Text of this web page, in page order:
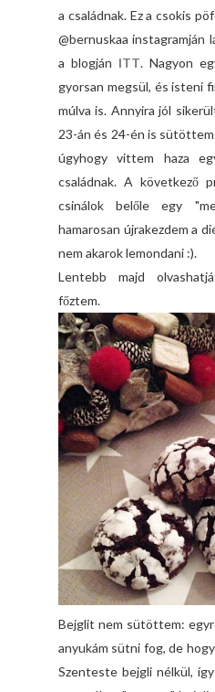
a családnak. Ez a csokis
@bernuskaa
a blogján ITT. Nagyon
gyorsan megsül, és isteni
múlva is. Annyira jól
23-án és 24-én is
úgyhogy vittem haza
családnak. A következő
csinálok belőle egy
hamarosan újrakezdem a
nem akarok lemondani :).
Lentebb majd
főztem.
Bejglit nem sütöttem:
anyukám sütni fog, de
Szenteste bejgli nélkül,